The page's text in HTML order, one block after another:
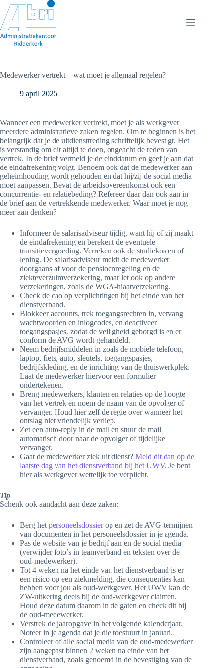
naar
de
inhoud
Medewerker vertrekt – wat moet je allemaal regelen?
9 april 2025
Wanneer een medewerker vertrekt, moet je als werkgever
meerdere administratieve zaken regelen. Om te beginnen is het
belangrijk dat je de uitdiensttreding schriftelijk bevestigt. Het
is verstandig om dit altijd te doen, ongeacht de reden van
vertrek. In de brief vermeld je de einddatum en geef je aan dat
de eindafrekening volgt. Benoem ook dat de medewerker aan
geheimhouding wordt gehouden en dat hij/zij de social media
moet aanpassen. Bevat de arbeidsovereenkomst ook een
concurrentie- en relatiebeding? Refereer daar dan ook aan in
de brief aan de vertrekkende medewerker. Waar moet je nog
meer aan denken?
Informeer de salarisadviseur tijdig, want hij of zij maakt
de eindafrekening en berekent de eventuele
transitievergoeding. Verreken ook de studiekosten of
lening. De salarisadviseur meldt de medewerker
doorgaans af voor de pensioenregeling en de
ziekteverzuimverzekering, maar let ook op andere
verzekeringen, zoals de WGA-hiaatverzekering.
Check de cao op verplichtingen bij het einde van het
dienstverband.
Blokkeer accounts, trek toegangsrechten in, vervang
wachtwoorden en inlogcodes, en deactiveer
toegangspasjes, zodat de veiligheid geborgd is en er
conform de AVG wordt gehandeld.
Neem bedrijfsmiddelen in zoals de mobiele telefoon,
laptop, fiets, auto, sleutels, toegangspasjes,
bedrijfskleding, en de inrichting van de thuiswerkplek.
Laat de medewerker hiervoor een formulier
ondertekenen.
Breng medewerkers, klanten en relaties op de hoogte
van het vertrek en noem de naam van de opvolger of
vervanger. Houd hier zelf de regie over wanneer het
ontslag niet vriendelijk verliep.
Zet een auto-reply in de mail en stuur de mail
automatisch door naar de opvolger of tijdelijke
vervanger.
Gaat de medewerker ziek uit dienst? Meld dit dan op de
laatste dag van het dienstverband bij het UWV. Je bent
hier als werkgever wettelijk toe verplicht.
Tip
Schenk ook aandacht aan deze zaken:
Berg het personeelsdossierop en zet de AVG-termijnen
van documenten in het personeelsdossier in je agenda.
Pas de website van je bedrijf aan en de social media
(verwijder foto’s in teamverband en teksten over de
oud-medewerker).
Tot 4 weken na het einde van het dienstverband is er
een risico op een ziekmelding, die consequenties kan
hebben voor jou als oud-werkgever. Het UWV kan de
ZW-uitkering deels bij de oud-werkgever claimen.
Houd deze datum daarom in de gaten en check dit bij
de oud-medewerker.
Verstrek de jaaropgave in het volgende kalenderjaar.
Noteer in je agenda dat je die toestuurt in januari.
Controleer of alle social media van de oud-medewerker
zijn aangepast binnen 2 weken na einde van het
dienstverband, zoals genoemd in de bevestiging van de